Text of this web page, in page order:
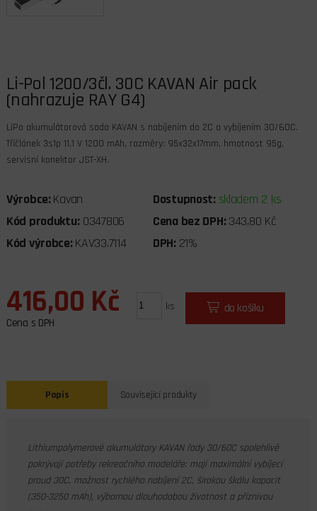
Li-Pol 1200/3čl. 30C KAVAN Air pack
(nahrazuje RAY G4)
LiPo akumulátorová sada KAVAN s nabíjením do 2C a vybíjením 30/60C.
Tříčlánek 3s1p 11,1 V 1200 mAh, rozměry: 95x32x17mm, hmotnost 95g,
servisní konektor JST-XH.
Výrobce: Kavan Dostupnost: skladem 2 ks
Kód produktu: 0347806 Cena bez DPH: 343,80 Kč
Kód výrobce: KAV33.7114 DPH: 21%
416,00 Kč
Cena s DPH
ks do košíku
Popis Související produkty
Lithiumpolymerové akumulátory KAVAN řady 30/60C spolehlivě
pokrývají potřeby rekreačního modeláře: mají maximální vybíjecí
proud 30C, možnost rychlého nabíjení 2C, širokou škálu kapacit
(350-3250 mAh), výbornou dlouhodobou životnost a příznivou